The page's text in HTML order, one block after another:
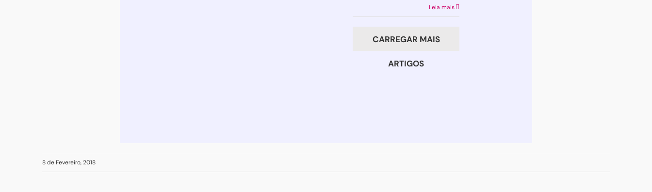
Leia mais
CARREGAR MAIS
ARTIGOS
8 de Fevereiro, 2018